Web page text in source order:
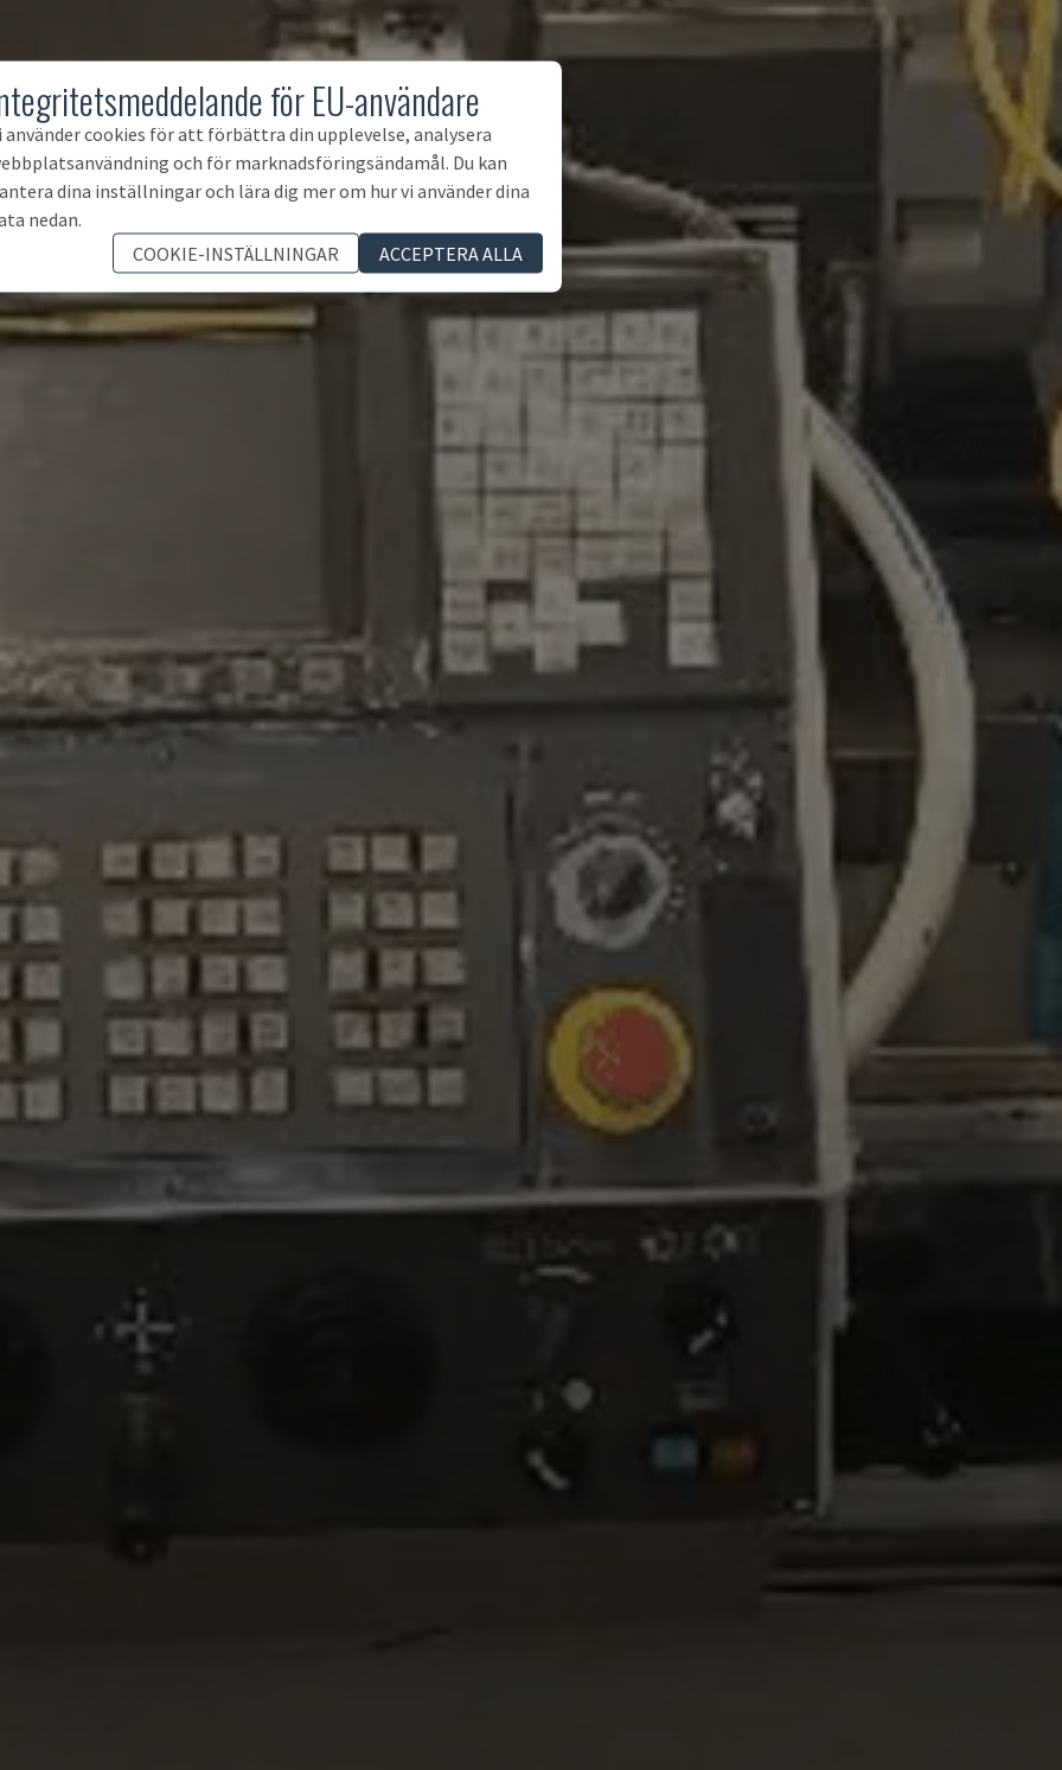
för EU-användare
använder cookies för att förbättra din upplevelse, analysera
och för marknadsföringsändamål. Du kan
dina inställningar och lära dig mer om hur vi använder dina
nedan.
COOKIE-INSTÄLLNINGAR
ACCEPTERA ALLA